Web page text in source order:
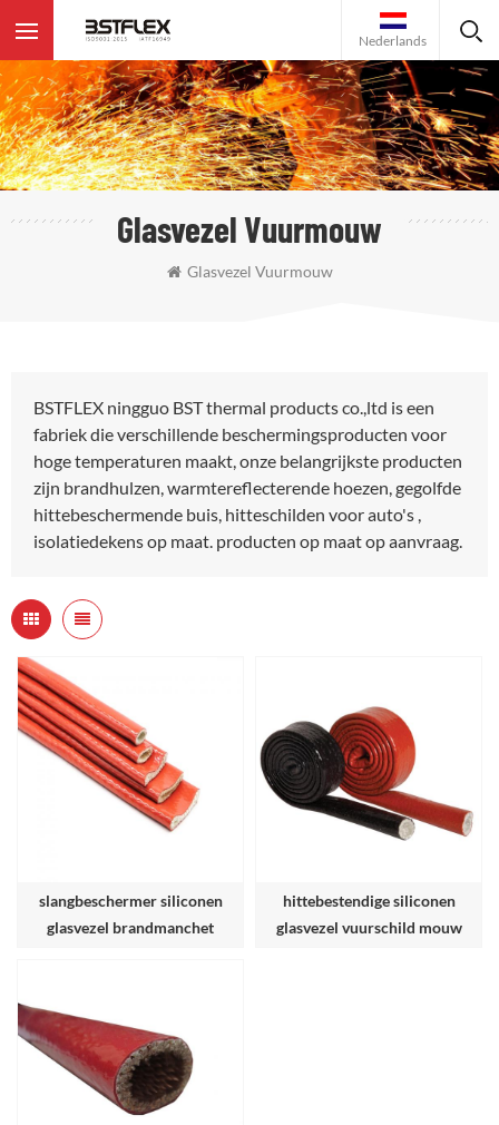
Nederlands
Glasvezel Vuurmouw
Glasvezel Vuurmouw
BSTFLEX ningguo BST thermal products co.,ltd is een
fabriek die verschillende beschermingsproducten voor
hoge temperaturen maakt, onze belangrijkste producten
zijn brandhulzen, warmtereflecterende hoezen, gegolfde
hittebeschermende buis, hitteschilden voor auto's ,
isolatiedekens op maat. producten op maat op aanvraag.
slangbeschermer siliconen
glasvezel brandmanchet
hittebestendige siliconen
glasvezel vuurschild mouw